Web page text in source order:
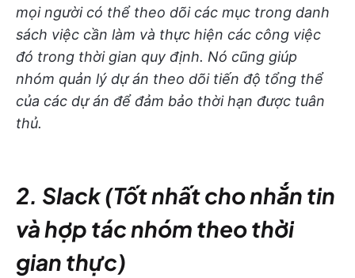
mọi người có thể theo dõi các mục trong danh
sách việc cần làm và thực hiện các công việc
đó trong thời gian quy định. Nó cũng giúp
nhóm quản lý dự án theo dõi tiến độ tổng thể
của các dự án để đảm bảo thời hạn được tuân
thủ.
2. Slack (Tốt nhất cho nhắn tin
và hợp tác nhóm theo thời
gian thực)